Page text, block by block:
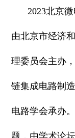
2023北京
由北京市经济
理委员会主办
链集成电路制
电路学会承办
题，由学术论